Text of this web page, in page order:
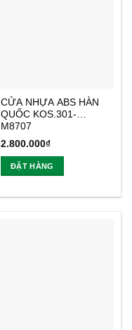
CỬA NHỰA ABS HÀN
QUỐC KOS.301-
M8707
2.800.000₫
ĐẶT HÀNG